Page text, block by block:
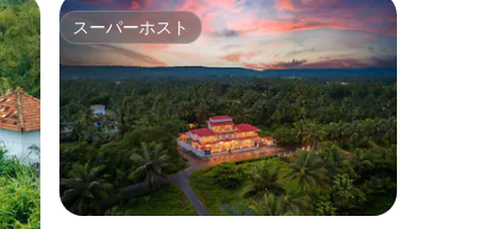
スーパーホスト
スーパーホスト